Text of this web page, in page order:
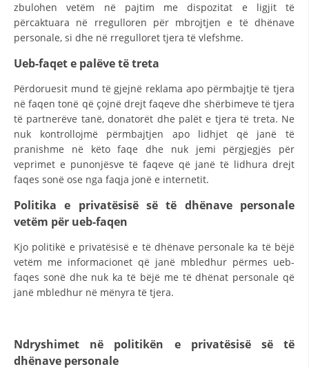
MATERIAL EDUKATIVO INFORMATIV
BROCHURES
PRESENTATIONS
zbulohen vetëm në pajtim me dispozitat e ligjit të
përcaktuara në rregulloren për mbrojtjen e të dhënave
personale, si dhe në rregulloret tjera të vlefshme.
Ueb-faqet e palëve të treta
Përdoruesit mund të gjejnë reklama apo përmbajtje të tjera
në faqen tonë që çojnë drejt faqeve dhe shërbimeve të tjera
të partnerëve tanë, donatorët dhe palët e tjera të treta. Ne
nuk kontrollojmë përmbajtjen apo lidhjet që janë të
pranishme në këto faqe dhe nuk jemi përgjegjës për
veprimet e punonjësve të faqeve që janë të lidhura drejt
faqes sonë ose nga faqja jonë e internetit.
Politika e privatësisë së të dhënave personale
vetëm për ueb-faqen
Kjo politikë e privatësisë e të dhënave personale ka të bëjë
vetëm me informacionet që janë mbledhur përmes ueb-
faqes sonë dhe nuk ka të bëjë me të dhënat personale që
janë mbledhur në mënyra të tjera.
Ndryshimet në politikën e privatësisë së të
dhënave personale